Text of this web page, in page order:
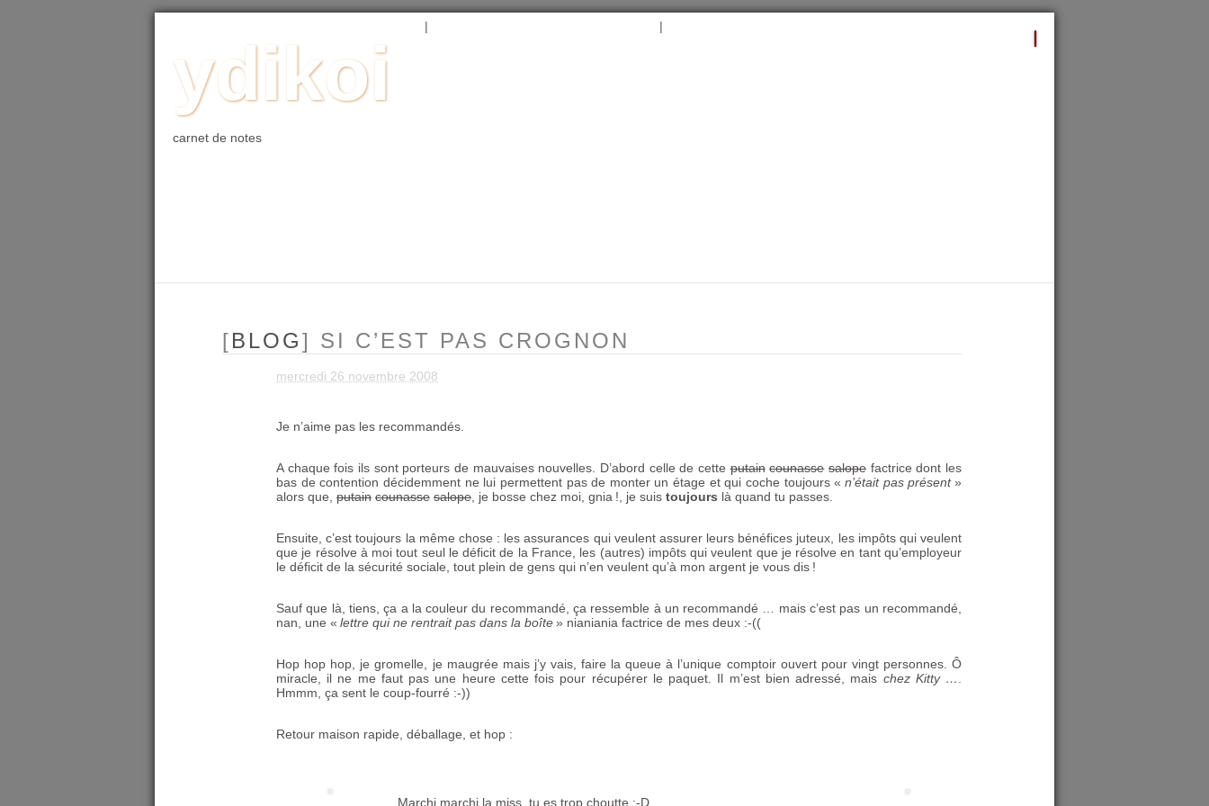
| |
ydikoi
carnet de notes
[BLOG] SI C’EST PAS CROGNON
mercredi 26 novembre 2008
Je n’aime pas les recommandés.
A chaque fois ils sont porteurs de mauvaises nouvelles. D’abord celle de cetteputain counasse salope factrice dont les
bas de contention décidemment ne lui permettent pas de monter un étage et qui coche toujours « n’était pas présent »
alors que, putain counasse salope, je bosse chez moi, gnia !, je suis toujours là quand tu passes.
Ensuite, c’est toujours la même chose : les assurances qui veulent assurer leurs bénéfices juteux, les impôts qui veulent
que je résolve à moi tout seul le déficit de la France, les (autres) impôts qui veulent que je résolve en tant qu’employeur
le déficit de la sécurité sociale, tout plein de gens qui n’en veulent qu’à mon argent je vous dis !
Sauf que là, tiens, ça a la couleur du recommandé, ça ressemble à un recommandé … mais c’est pas un recommandé,
nan, une « lettre qui ne rentrait pas dans la boîte» nianiania factrice de mes deux :-((
Hop hop hop, je gromelle, je maugrée mais j’y vais, faire la queue à l’unique comptoir ouvert pour vingt personnes. Ô
miracle, il ne me faut pas une heure cette fois pour récupérer le paquet. Il m’est bien adressé, mais chez Kitty ….
Hmmm, ça sent le coup-fourré :-))
Retour maison rapide, déballage, et hop :
Marchi marchi la miss, tu es trop choutte :-D